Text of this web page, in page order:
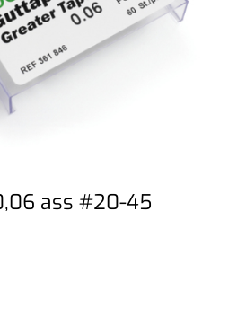
ass #20-45